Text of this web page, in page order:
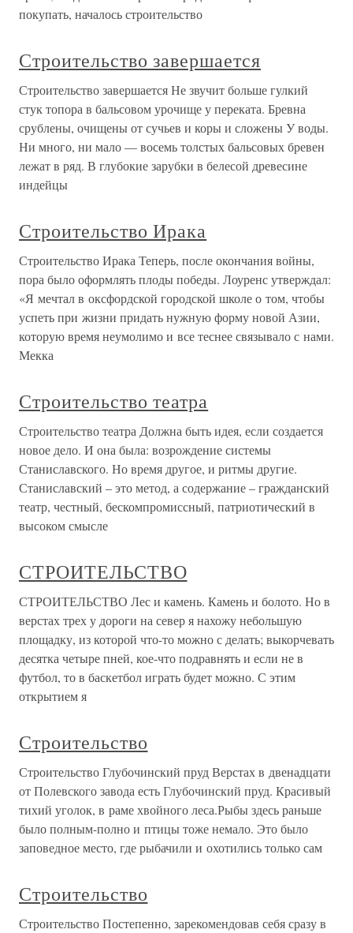
покупать, началось строительство
Строительство завершается
Строительство завершается Не звучит больше гулкий
стук топора в бальсовом урочище у переката. Бревна
срублены, очищены от сучьев и коры и сложены У воды.
Ни много, ни мало — восемь толстых бальсовых бревен
лежат в ряд. В глубокие зарубки в белесой древесине
индейцы
Строительство Ирака
Строительство Ирака Теперь, после окончания войны,
пора было оформлять плоды победы. Лоуренс утверждал:
«Я мечтал в оксфордской городской школе о том, чтобы
успеть при жизни придать нужную форму новой Азии,
которую время неумолимо и все теснее связывало с нами.
Мекка
Строительство театра
Строительство театра Должна быть идея, если создается
новое дело. И она была: возрождение системы
Станиславского. Но время другое, и ритмы другие.
Станиславский – это метод, а содержание – гражданский
театр, честный, бескомпромиссный, патриотический в
высоком смысле
СТРОИТЕЛЬСТВО
СТРОИТЕЛЬСТВО Лес и камень. Камень и болото. Но в
верстах трех у дороги на север я нахожу небольшую
площадку, из которой что-то можно с делать; выкорчевать
десятка четыре пней, кое-что подравнять и если не в
футбол, то в баскетбол играть будет можно. С этим
открытием я
Строительство
Строительство Глубочинский пруд Верстах в двенадцати
от Полевского завода есть Глубочинский пруд. Красивый
тихий уголок, в раме хвойного леса.Рыбы здесь раньше
было полным-полно и птицы тоже немало. Это было
заповедное место, где рыбачили и охотились только сам
Строительство
Строительство Постепенно, зарекомендовав себя сразу в